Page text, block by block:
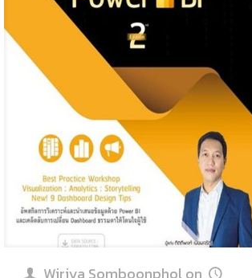
Wiriya Somboonpholon